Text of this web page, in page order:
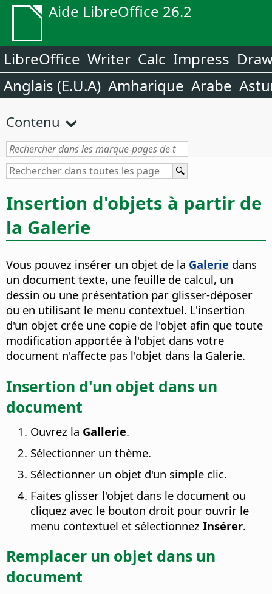
Aide LibreOffice 26.2
LibreOffice Writer Calc Impress
Anglais (E.U.A) Amharique Arabe
Contenu
Insertion d'objets à partir de
la Galerie
Vous pouvez insérer un objet de la Galerie dans
un document texte, une feuille de calcul, un
dessin ou une présentation par glisser-déposer
ou en utilisant le menu contextuel. L'insertion
d'un objet crée une copie de l'objet afin que toute
modification apportée à l'objet dans votre
document n'affecte pas l'objet dans la Galerie.
Insertion d'un objet dans un
document
Ouvrez la Gallerie.
Sélectionner un thème.
Sélectionner un objet d'un simple clic.
Faites glisser l'objet dans le document ou
cliquez avec le bouton droit pour ouvrir le
menu contextuel et sélectionnez Insérer.
Remplacer un objet dans un
document